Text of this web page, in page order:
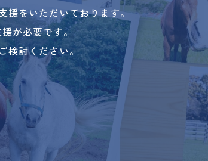
援をいただいております。
が必要です。
検討ください。